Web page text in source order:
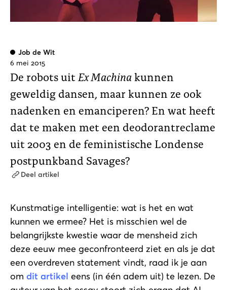
Job de Wit
6 mei 2015
De robots uit Ex Machinakunnen
geweldig dansen, maar kunnen ze ook
nadenken en emanciperen? En wat heeft
dat te maken met een deodorantreclame
uit 2003 en de feministische Londense
postpunkband Savages?
Deel artikel
Kunstmatige intelligentie: wat is het en wat
kunnen we ermee? Het is misschien wel de
belangrijkste kwestie waar de mensheid zich
deze eeuw mee geconfronteerd ziet en als je dat
een overdreven statement vindt, raad ik je aan
om dit artikel eens (in één adem uit) te lezen. De